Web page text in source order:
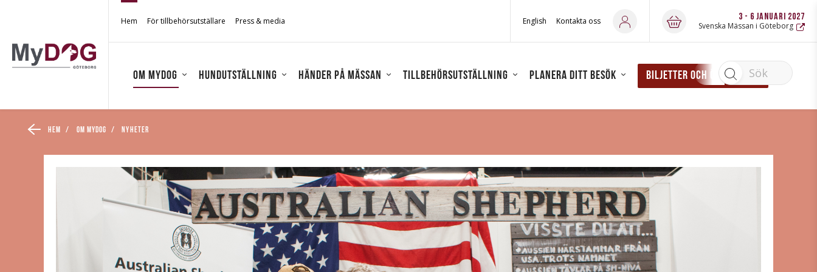
Hem För tillbehörsutställare Press & media English Kontakta oss 3 - 6 JANUARI 2027
Svenska Mässan i Göteborg
Om MyDOG Hundutställning Händer på mässan Tillbehörsutställning Planera ditt besök Biljetter och öppettider
Sök
Hem / Om MyDOG / Nyheter